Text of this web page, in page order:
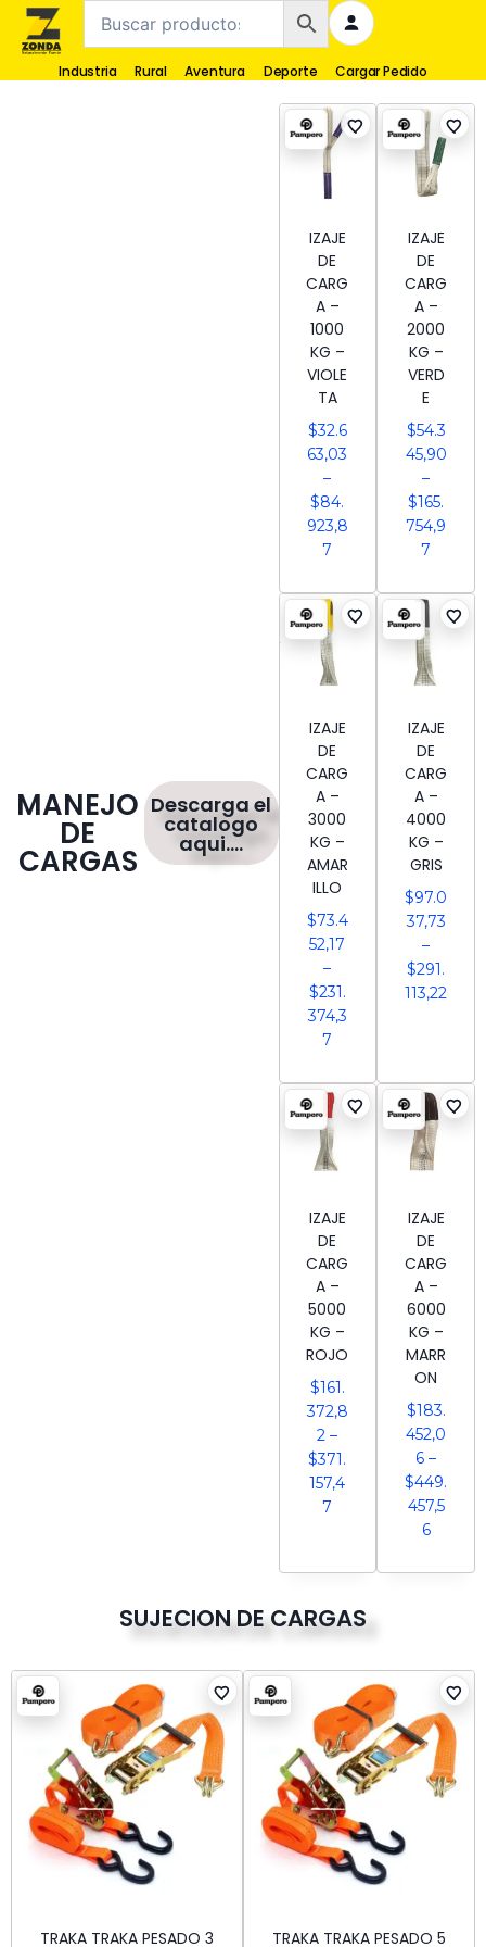
Industria Rural Aventura Deporte Cargar Pedido
MANEJO
DE
CARGAS
Descarga el
catalogo
aqui....
IZAJE
DE
CARG
A –
1000
KG –
VIOLE
TA
$32.6
63,03
–
$84.
923,8
7
IZAJE
DE
CARG
A –
2000
KG –
VERD
E
$54.3
45,90
–
$165.
754,9
7
IZAJE
DE
CARG
A –
3000
KG –
AMAR
ILLO
$73.4
52,17
–
$231.
374,3
7
IZAJE
DE
CARG
A –
4000
KG –
GRIS
$97.0
37,73
–
$291.
113,22
IZAJE
DE
CARG
A –
5000
KG –
ROJO
$161.
372,8
2 –
$371.
157,4
7
IZAJE
DE
CARG
A –
6000
KG –
MARR
ON
$183.
452,0
6 –
$449.
457,5
6
SUJECION DE CARGAS
TRAKA TRAKA PESADO 3 TRAKA TRAKA PESADO 5